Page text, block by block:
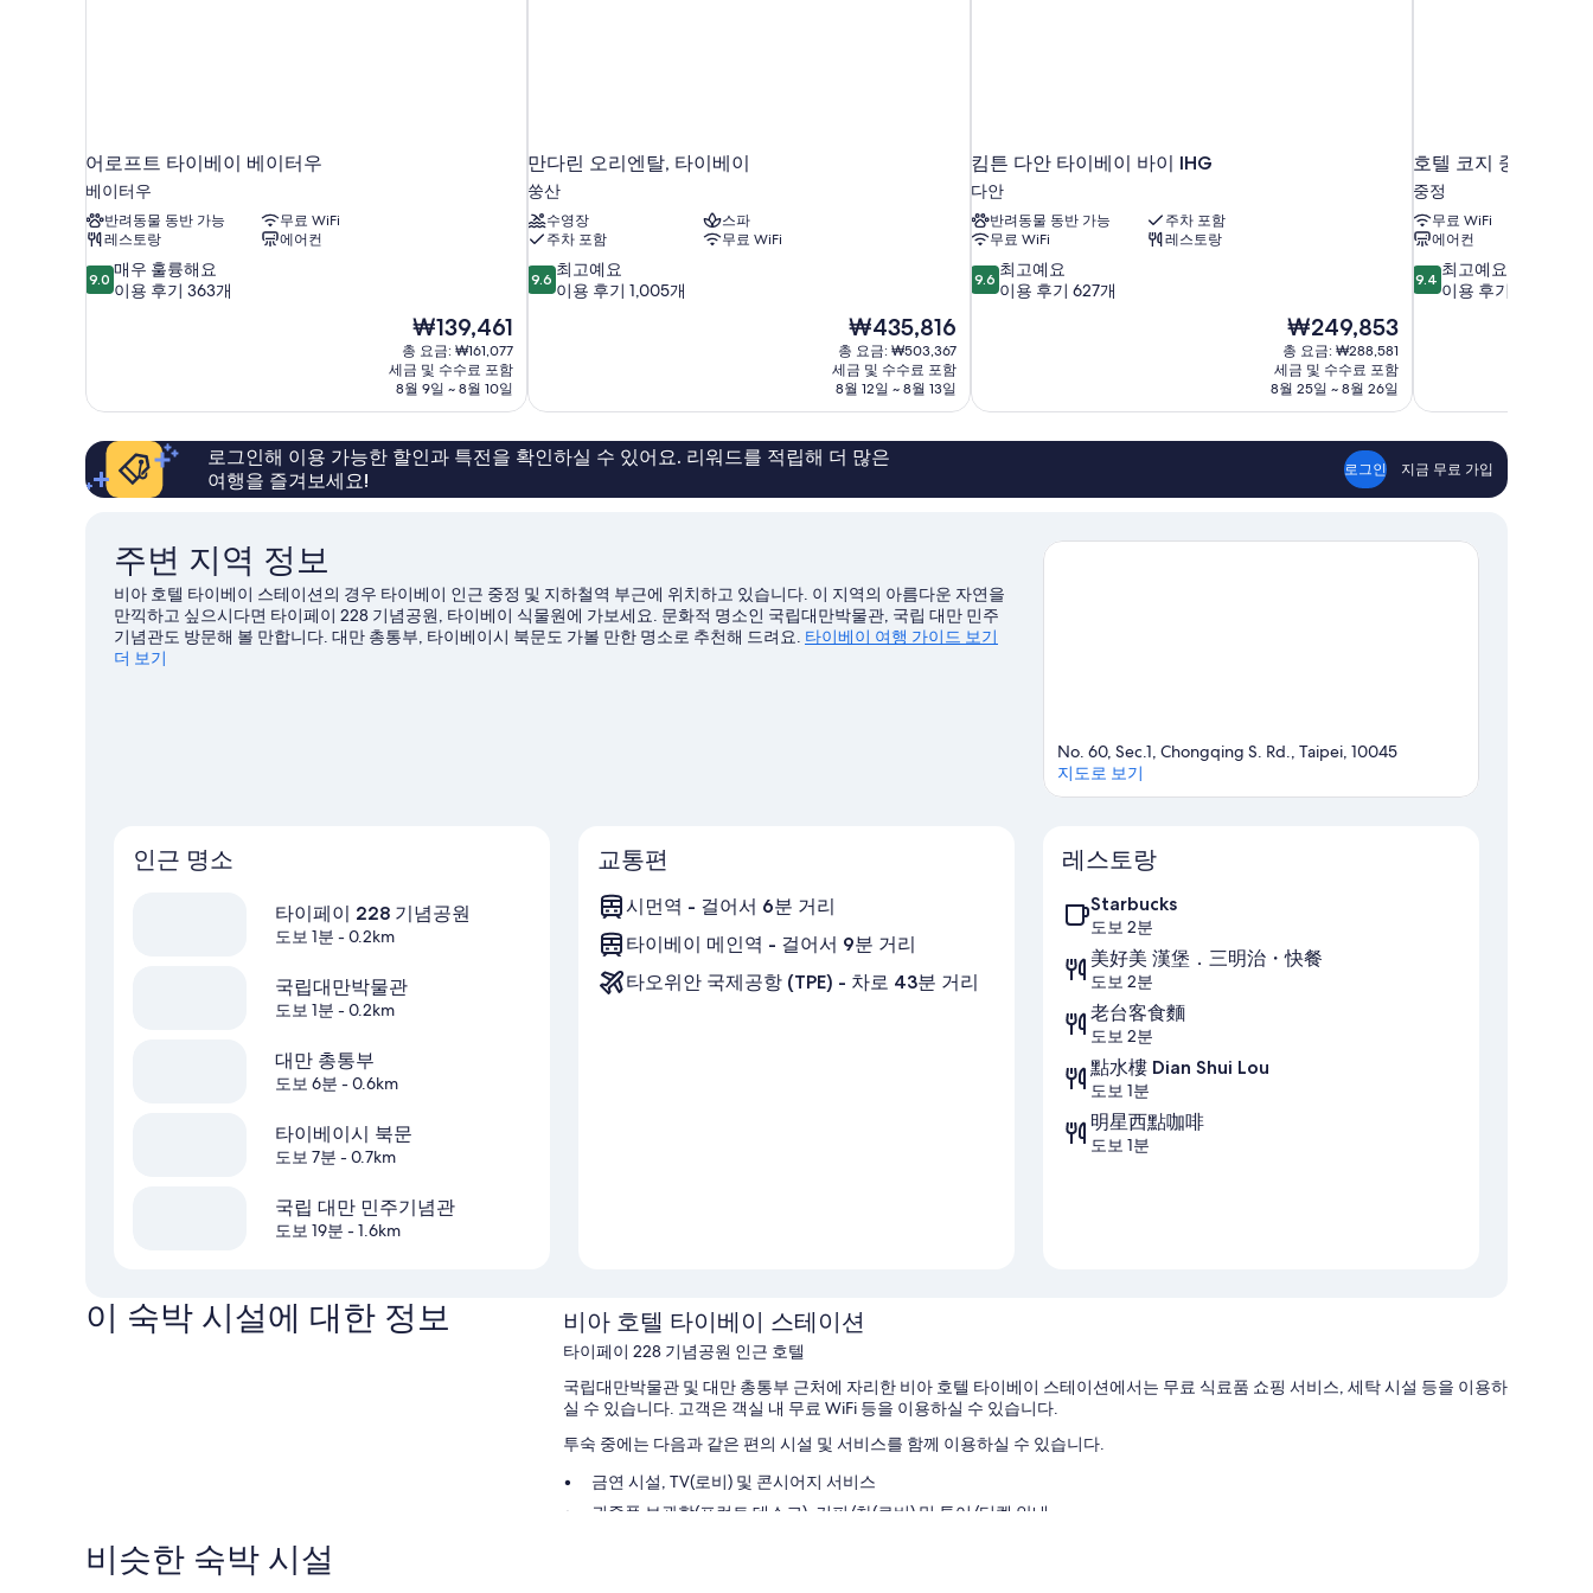
어로프트 타이베이 베이터우
베이터우
반려동물 동반 가능
무료 WiFi
레스토랑
에어컨
10
점
점,
매
우
훌
륭
해
9.0 매우 훌륭해요
이용 후기 363개
현
재
요
금
₩139,461
₩139,461
총 요금: ₩161,077
세금 및 수수료 포함
8월 9일 ~ 8월 10일
만다린 오리엔탈, 타이베이
쑹산
수영장
스파
주차 포함
무료 WiFi
10
점
점,
최
고
예
이
1,005
개
9.6 최고예요
이용 후기 1,005개
현
재
요
금
₩435,816
₩435,816
총 요금: ₩503,367
세금 및 수수료 포함
8월 12일 ~ 8월 13일
킴튼 다안 타이베이 바이 IHG
다안
반려동물 동반 가능
주차 포함
무료 WiFi
레스토랑
10
점
점,
최
고
이
627
개
9.6 최고예요
이용 후기 627개
현
재
요
금
₩249,853
₩249,853
총 요금: ₩288,581
세금 및 수수료 포함
8월 25일 ~ 8월 26일
호텔 코지 중샤오 타
중정
무료 WiFi
에어컨
10
점
점,
최
고
예
요,
이
후
9.4 최고예요
이용 후기 1,174개
로그인해 이용 가능한 할인과 특전을 확인하실 수 있어요. 리워드를 적립해 더 많은
여행을 즐겨보세요!
로그인 지금 무료 가입
주변 지역 정보
비아 호텔 타이베이 스테이션의 경우 타이베이 인근 중정 및 지하철역 부근에 위치하고 있습니다. 이 지역의 아름다운 자연을
만끽하고 싶으시다면 타이페이 228 기념공원, 타이베이 식물원에 가보세요. 문화적 명소인 국립대만박물관, 국립 대만 민주
기념관도 방문해 볼 만합니다. 대만 총통부, 타이베이시 북문도 가볼 만한 명소로 추천해 드려요. 타이베이 여행 가이드 보기
더 보기
No. 60, Sec.1, Chongqing S. Rd., Taipei, 10045
지도로 보기
인근 명소
타이페이 228 기념공원
도보 1분 - 0.2km
국립대만박물관
도보 1분 - 0.2km
대만 총통부
도보 6분 - 0.6km
타이베이시 북문
도보 7분 - 0.7km
국립 대만 민주기념관
도보 19분 - 1.6km
교통편
시먼역 - 걸어서 6분 거리
타이베이 메인역 - 걸어서 9분 거리
타오위안 국제공항 (TPE) - 차로 43분 거리
레스토랑
Starbucks
도보 2분
美好美 漢堡．三明治・快餐
도보 2분
老台客食麵
도보 2분
點水樓 Dian Shui Lou
도보 1분
明星西點咖啡
도보 1분
이 숙박 시설에 대한 정보 비아 호텔 타이베이 스테이션
타이페이 228 기념공원 인근 호텔
국립대만박물관 및 대만 총통부 근처에 자리한 비아 호텔 타이베이 스테이션에서는 무료 식료품 쇼핑 서비스, 세탁 시설 등을 이용하
실 수 있습니다. 고객은 객실 내 무료 WiFi 등을 이용하실 수 있습니다.
투숙 중에는 다음과 같은 편의 시설 및 서비스를 함께 이용하실 수 있습니다.
금연 시설, TV(로비) 및 콘시어지 서비스
귀중품 보관함(프런트 데스크), 커피/차(로비) 및 투어/티켓 안내
비슷한 숙박 시설